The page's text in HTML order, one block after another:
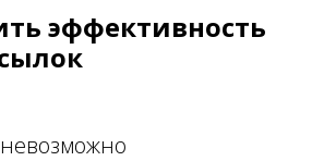
эффективность